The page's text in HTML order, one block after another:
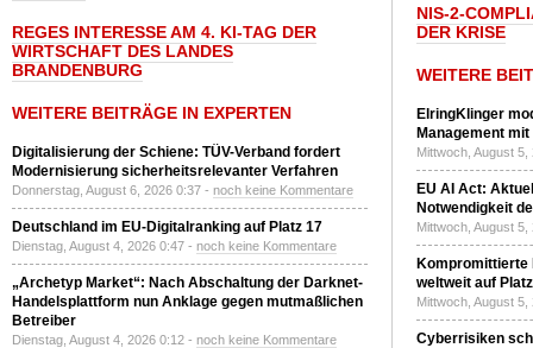
REGES INTERESSE AM 4. KI-TAG DER
WIRTSCHAFT DES LANDES
BRANDENBURG
WEITERE BEITRÄGE IN EXPERTEN
Digitalisierung der Schiene: TÜV-Verband fordert
Modernisierung sicherheitsrelevanter Verfahren
Donnerstag, August 6, 2026 0:37 - noch keine Kommentare
Deutschland im EU-Digitalranking auf Platz 17
Dienstag, August 4, 2026 0:47 - noch keine Kommentare
„Archetyp Market“: Nach Abschaltung der Darknet-
Handelsplattform nun Anklage gegen mutmaßlichen
Betreiber
Dienstag, August 4, 2026 0:12 - noch keine Kommentare
NIS-2-
DER KRISE
WEITERE
ElringKlinger
Management
Mittwoch, August
EU AI Act:
Notwendigkeit
Mittwoch, August
Kompromittierte
weltweit auf
Mittwoch, August
Cyberrisiken